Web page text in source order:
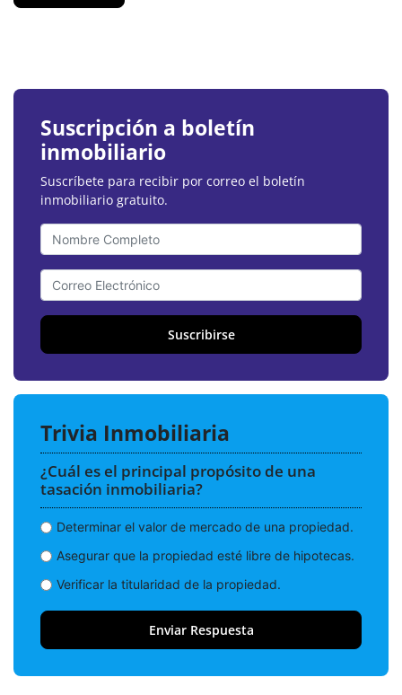
Suscripción a boletín
inmobiliario
Suscríbete para recibir por correo el boletín
inmobiliario gratuito.
Suscribirse
Trivia Inmobiliaria
¿Cuál es el principal propósito de una
tasación inmobiliaria?
Determinar el valor de mercado de una propiedad.
Asegurar que la propiedad esté libre de hipotecas.
Verificar la titularidad de la propiedad.